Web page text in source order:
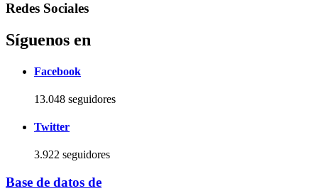
Redes Sociales
Síguenos en
Facebook
13.048 seguidores
Twitter
3.922 seguidores
Base de datos de